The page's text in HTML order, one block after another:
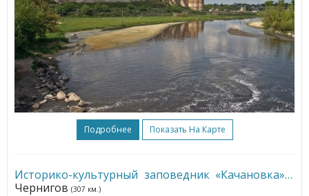
Подробнее Показать На Карте
Историко-культурный заповедник «Качановка»•
Чернигов (307 км.)